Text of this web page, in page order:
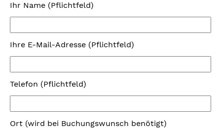
Ihr Name (Pflichtfeld)
Ihre E-Mail-Adresse (Pflichtfeld)
Telefon (Pflichtfeld)
Ort (wird bei Buchungswunsch benötigt)